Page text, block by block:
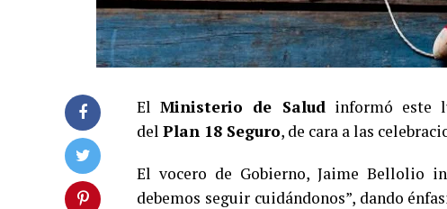
ElMinisterio de Saludinformó este
del Plan 18 Seguro, de cara a las
El vocero de Gobierno, Jaime Bellolio
debemos seguir cuidándonos”, dando